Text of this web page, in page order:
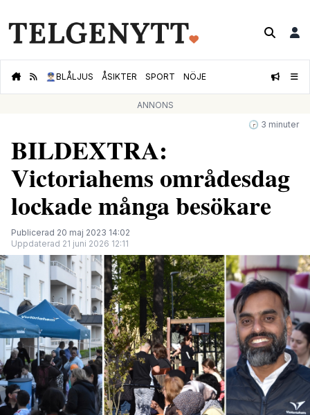
👮🏻‍♂️BLÅLJUS ÅSIKTER SPORT NÖJE
ANNONS
🕝 3 minuter
BILDEXTRA:
Victoriahems områdesdag
lockade många besökare
Publicerad 20 maj 2023 14:02
Uppdaterad 21 juni 2026 12:11